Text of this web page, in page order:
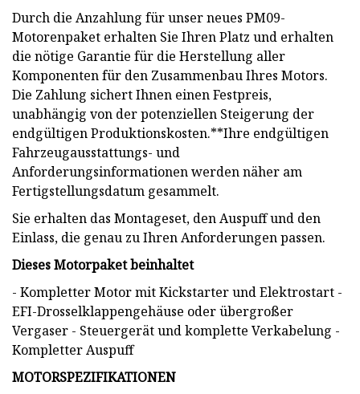
Durch die Anzahlung für unser neues PM09-
Motorenpaket erhalten Sie Ihren Platz und erhalten
die nötige Garantie für die Herstellung aller
Komponenten für den Zusammenbau Ihres Motors.
Die Zahlung sichert Ihnen einen Festpreis,
unabhängig von der potenziellen Steigerung der
endgültigen Produktionskosten.**Ihre endgültigen
Fahrzeugausstattungs- und
Anforderungsinformationen werden näher am
Fertigstellungsdatum gesammelt.
Sie erhalten das Montageset, den Auspuff und den
Einlass, die genau zu Ihren Anforderungen passen.
Dieses Motorpaket beinhaltet
- Kompletter Motor mit Kickstarter und Elektrostart -
EFI-Drosselklappengehäuse oder übergroßer
Vergaser - Steuergerät und komplette Verkabelung -
Kompletter Auspuff
MOTORSPEZIFIKATIONEN